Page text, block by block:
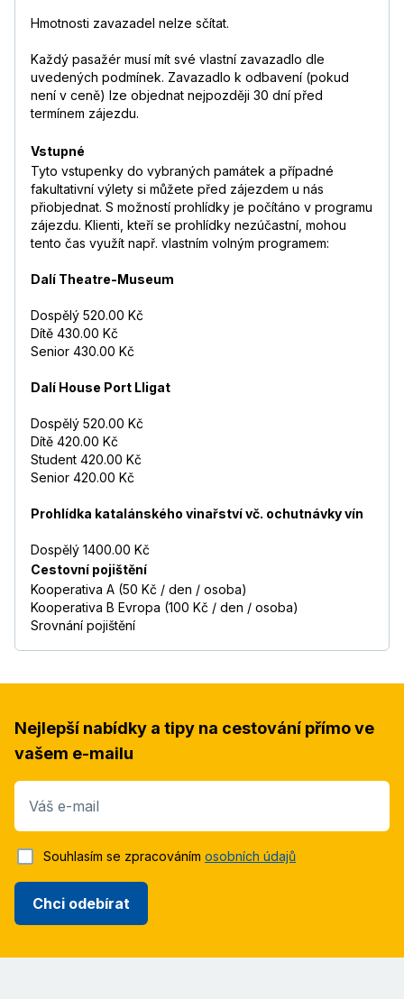
Hmotnosti zavazadel nelze sčítat.
Každý pasažér musí mít své vlastní zavazadlo dle
uvedených podmínek. Zavazadlo k odbavení (pokud
není v ceně) lze objednat nejpozději 30 dní před
termínem zájezdu.
Vstupné
Tyto vstupenky do vybraných památek a případné
fakultativní výlety si můžete před zájezdem u nás
přiobjednat. S možností prohlídky je počítáno v programu
zájezdu. Klienti, kteří se prohlídky nezúčastní, mohou
tento čas využít např. vlastním volným programem:
Dalí Theatre-Museum
Dospělý 520.00 Kč
Dítě 430.00 Kč
Senior 430.00 Kč
Dalí House Port Lligat
Dospělý 520.00 Kč
Dítě 420.00 Kč
Student 420.00 Kč
Senior 420.00 Kč
Prohlídka katalánského vinařství vč. ochutnávky vín
Dospělý 1400.00 Kč
Cestovní pojištění
Kooperativa A (50 Kč / den / osoba)
Kooperativa B Evropa (100 Kč / den / osoba)
Srovnání pojištění
Nejlepší nabídky a tipy na cestování přímo ve
vašem e-mailu
Váš e-mail
Chci odebírat
Souhlasím se zpracováním osobních údajů